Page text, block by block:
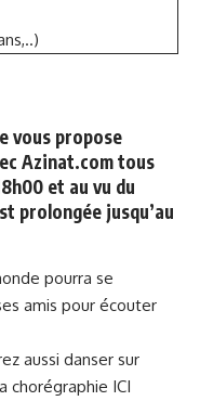
vous propose
Azinat.com tous
et au vu du
prolongée jusqu’au
pourra se
amis pour écouter
aussi danser sur
chorégraphie ICI